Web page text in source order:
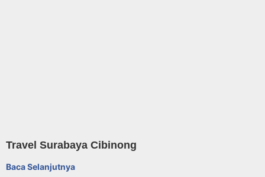
Travel Surabaya Cibinong
Baca Selanjutnya